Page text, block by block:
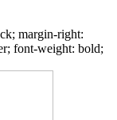
margin-right:
font-weight: bold;